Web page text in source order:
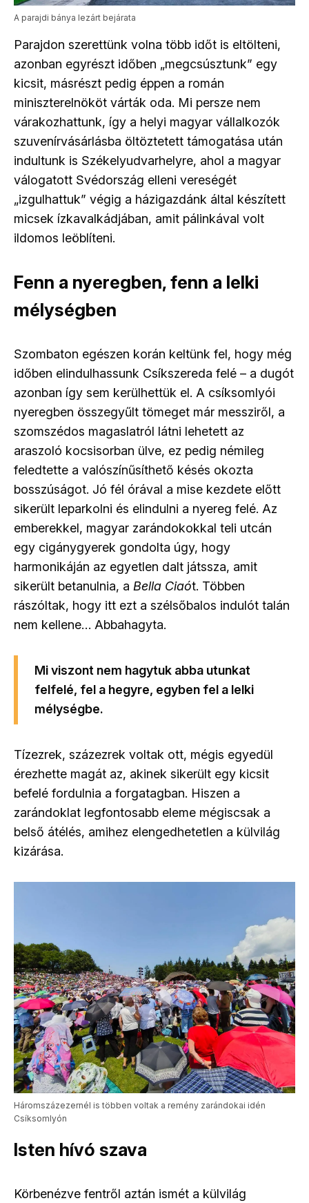
A parajdi bánya lezárt bejárata
Parajdon szerettünk volna több időt is eltölteni,
azonban egyrészt időben „megcsúsztunk” egy
kicsit, másrészt pedig éppen a román
miniszterelnököt várták oda. Mi persze nem
várakozhattunk, így a helyi magyar vállalkozók
szuvenírvásárlásba öltöztetett támogatása után
indultunk is Székelyudvarhelyre, ahol a magyar
válogatott Svédország elleni vereségét
„izgulhattuk” végig a házigazdánk által készített
micsek ízkavalkádjában, amit pálinkával volt
ildomos leöblíteni.
Fenn a nyeregben, fenn a lelki
mélységben
Szombaton egészen korán keltünk fel, hogy még
időben elindulhassunk Csíkszereda felé – a dugót
azonban így sem kerülhettük el. A csíksomlyói
nyeregben összegyűlt tömeget már messziről, a
szomszédos magaslatról látni lehetett az
araszoló kocsisorban ülve, ez pedig némileg
feledtette a valószínűsíthető késés okozta
bosszúságot. Jó fél órával a mise kezdete előtt
sikerült leparkolni és elindulni a nyereg felé. Az
emberekkel, magyar zarándokokkal teli utcán
egy cigánygyerek gondolta úgy, hogy
harmonikáján az egyetlen dalt játssza, amit
sikerült betanulnia, a Bella Ciaót. Többen
rászóltak, hogy itt ezt a szélsőbalos indulót talán
nem kellene… Abbahagyta.
Mi viszont nem hagytuk abba utunkat
felfelé, fel a hegyre, egyben fel a lelki
mélységbe.
Tízezrek, százezrek voltak ott, mégis egyedül
érezhette magát az, akinek sikerült egy kicsit
befelé fordulnia a forgatagban. Hiszen a
zarándoklat legfontosabb eleme mégiscsak a
belső átélés, amihez elengedhetetlen a külvilág
kizárása.
Háromszázezernél is többen voltak a remény zarándokai idén
Csíksomlyón
Isten hívó szava
Körbenézve fentről aztán ismét a külvilág